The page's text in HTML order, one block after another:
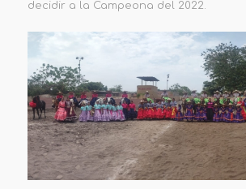
decidir a la Campeona del 2022.